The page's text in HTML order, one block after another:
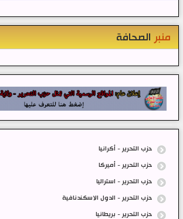
منبر الصحافة
حزب التحرير - أكرانيا
حزب التحرير - أميركا
حزب التحرير - استراليا
حزب التحرير - الدول الاسكندنافية
حزب التحرير - بريطانيا